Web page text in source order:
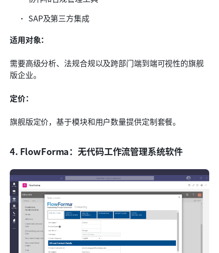
SAP及第三方集成
适用对象：
需要高级分析、法规合规以及跨部门端到端可视性的旗舰
版企业。
定价：
旗舰版定价，基于模块和用户数量提供定制套餐。
4. FlowForma：无代码工作流管理系统软件